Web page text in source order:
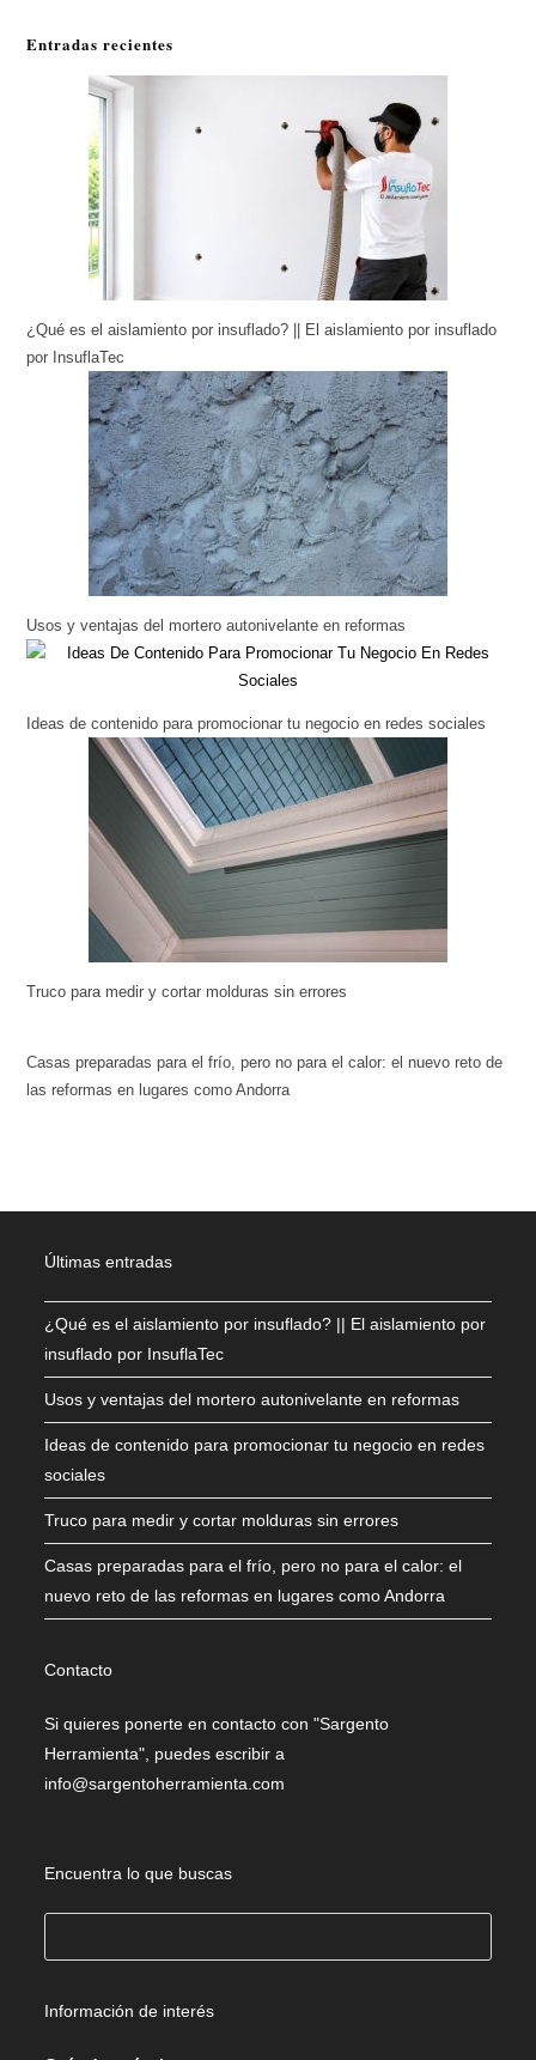
Entradas recientes
¿Qué es el aislamiento por insuflado? || El aislamiento por insuflado
por InsuflaTec
Usos y ventajas del mortero autonivelante en reformas
Ideas de contenido para promocionar tu negocio en redes sociales
Truco para medir y cortar molduras sin errores
Casas preparadas para el frío, pero no para el calor: el nuevo reto de
las reformas en lugares como Andorra
Últimas entradas
¿Qué es el aislamiento por insuflado? || El aislamiento por
insuflado por InsuflaTec
Usos y ventajas del mortero autonivelante en reformas
Ideas de contenido para promocionar tu negocio en redes
sociales
Truco para medir y cortar molduras sin errores
Casas preparadas para el frío, pero no para el calor: el
nuevo reto de las reformas en lugares como Andorra
Contacto
Si quieres ponerte en contacto con "Sargento
Herramienta", puedes escribir a
info@sargentoherramienta.com
Encuentra lo que buscas
Información de interés